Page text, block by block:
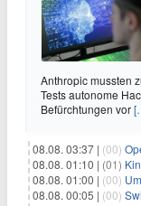
Anthropic mussten
Tests autonome
Befürchtungen vor
08.08. 03:37 | (00)
08.08. 01:10 | (01)
08.08. 01:00 | (00)
08.08. 00:05 | (00)